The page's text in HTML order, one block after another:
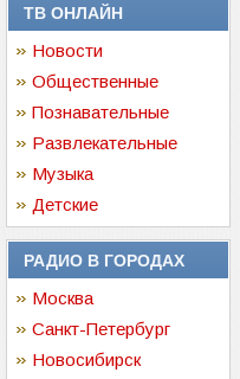
ТВ ОНЛАЙН
Новости
Общественные
Познавательные
Развлекательные
Музыка
Детские
РАДИО В ГОРОДАХ
Москва
Санкт-Петербург
Новосибирск